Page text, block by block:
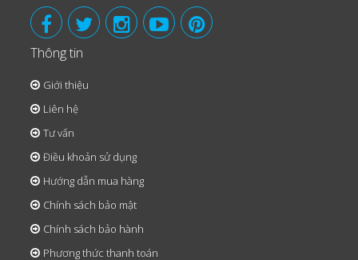
Thông tin
Giới thiệu
Liên hệ
Tư vấn
Điều khoản sử dụng
Hướng dẫn mua hàng
Chính sách bảo mật
Chính sách bảo hành
Phương thức thanh toán